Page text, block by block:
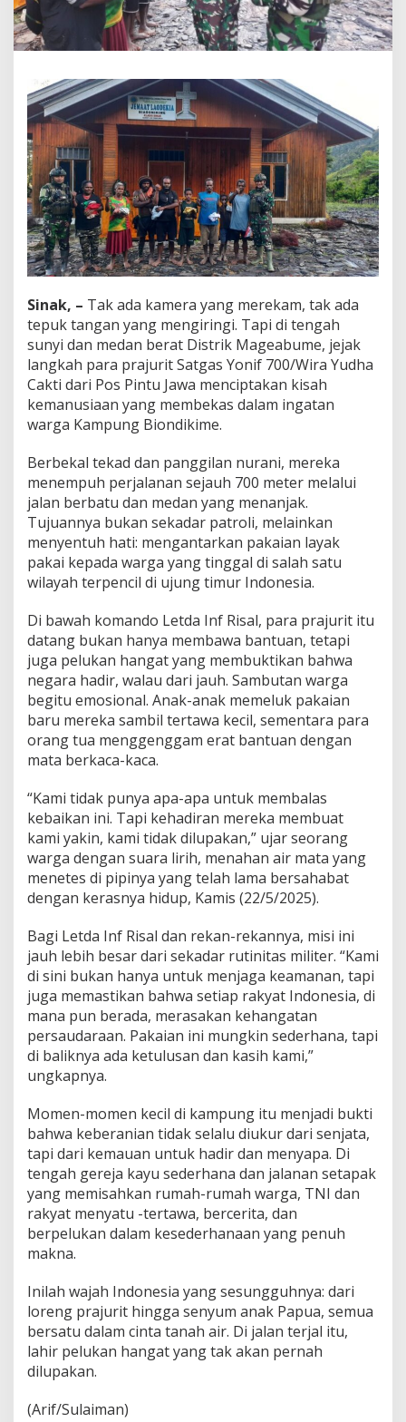
e
l
u
k
H
a
n
g
t
:
i
s
a
K
m
a
n
u
s
i
a
n
T
N
d
i
P
a
p
u
a
Sinak, – Tak ada kamera yang merekam, tak ada
tepuk tangan yang mengiringi. Tapi di tengah
sunyi dan medan berat Distrik Mageabume, jejak
langkah para prajurit Satgas Yonif 700/Wira Yudha
Cakti dari Pos Pintu Jawa menciptakan kisah
kemanusiaan yang membekas dalam ingatan
warga Kampung Biondikime.
Berbekal tekad dan panggilan nurani, mereka
menempuh perjalanan sejauh 700 meter melalui
jalan berbatu dan medan yang menanjak.
Tujuannya bukan sekadar patroli, melainkan
menyentuh hati: mengantarkan pakaian layak
pakai kepada warga yang tinggal di salah satu
wilayah terpencil di ujung timur Indonesia.
Di bawah komando Letda Inf Risal, para prajurit itu
datang bukan hanya membawa bantuan, tetapi
juga pelukan hangat yang membuktikan bahwa
negara hadir, walau dari jauh. Sambutan warga
begitu emosional. Anak-anak memeluk pakaian
baru mereka sambil tertawa kecil, sementara para
orang tua menggenggam erat bantuan dengan
mata berkaca-kaca.
“Kami tidak punya apa-apa untuk membalas
kebaikan ini. Tapi kehadiran mereka membuat
kami yakin, kami tidak dilupakan,” ujar seorang
warga dengan suara lirih, menahan air mata yang
menetes di pipinya yang telah lama bersahabat
dengan kerasnya hidup, Kamis (22/5/2025).
Bagi Letda Inf Risal dan rekan-rekannya, misi ini
jauh lebih besar dari sekadar rutinitas militer. “Kami
di sini bukan hanya untuk menjaga keamanan, tapi
juga memastikan bahwa setiap rakyat Indonesia, di
mana pun berada, merasakan kehangatan
persaudaraan. Pakaian ini mungkin sederhana, tapi
di baliknya ada ketulusan dan kasih kami,”
ungkapnya.
Momen-momen kecil di kampung itu menjadi bukti
bahwa keberanian tidak selalu diukur dari senjata,
tapi dari kemauan untuk hadir dan menyapa. Di
tengah gereja kayu sederhana dan jalanan setapak
yang memisahkan rumah-rumah warga, TNI dan
rakyat menyatu -tertawa, bercerita, dan
berpelukan dalam kesederhanaan yang penuh
makna.
Inilah wajah Indonesia yang sesungguhnya: dari
loreng prajurit hingga senyum anak Papua, semua
bersatu dalam cinta tanah air. Di jalan terjal itu,
lahir pelukan hangat yang tak akan pernah
dilupakan.
(Arif/Sulaiman)